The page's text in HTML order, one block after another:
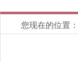
您现在的位置：